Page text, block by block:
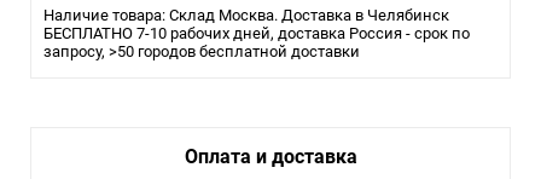
Тип лампы:
накаливания или LED
Наличие товара: Склад Москва. Доставка в Челябинск
БЕСПЛАТНО 7-10 рабочих дней, доставка Россия - срок по
запросу, >50 городов бесплатной доставки
Оплата и доставка